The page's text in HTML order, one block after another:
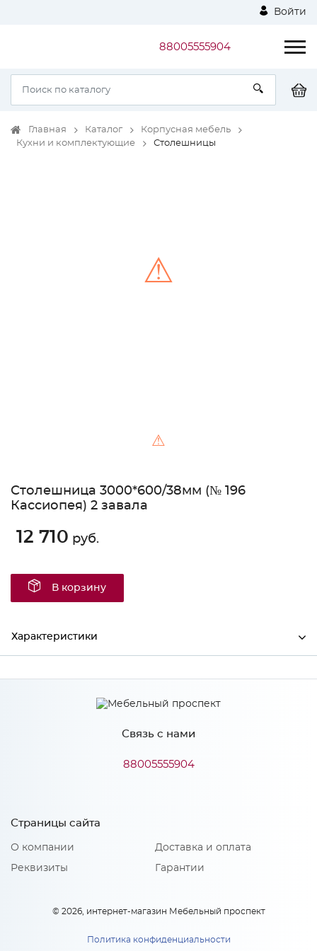
Войти
88005555904
Главная Каталог
Корпусная мебель
Кухни и комплектующие
Столешницы
⚠
⚠
Столешница 3000*600/38мм (№ 196
Кассиопея) 2 завала
12 710 руб.
В корзину
Характеристики
Ширина 3000
38
600
СКИФ
Материал
Материал 2: Пластик HPL, CPL
Связь с нами
88005555904
Страницы сайта
О компании
Реквизиты
Доставка и оплата
Гарантии
© 2026, интернет-магазин Мебельный проспект
Политика конфиденциальности